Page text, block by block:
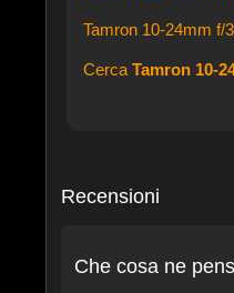
Tamron 10-24mm f/
Cerca Tamron 10-
Recensioni
Che cosa ne